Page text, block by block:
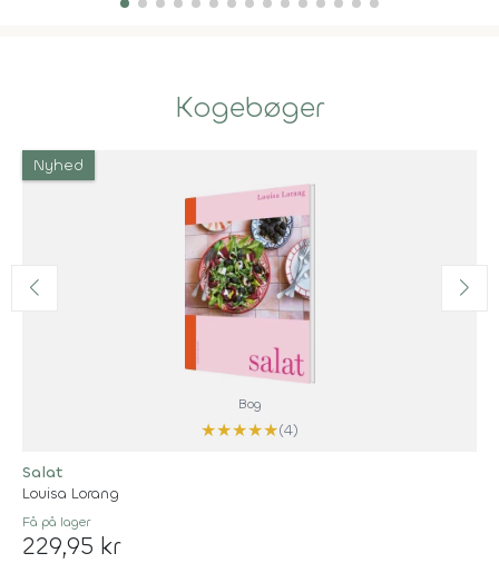
Kogebøger
Nyhed
Bog
★★★★★(4)
Salat
Louisa Lorang
Få på lager
229,95 kr